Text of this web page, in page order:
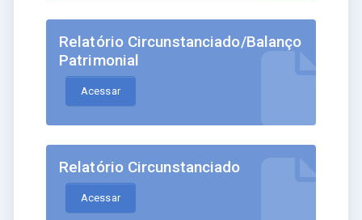
Relatório Circunstanciado/Balanço
Patrimonial
Acessar
Relatório Circunstanciado
Acessar